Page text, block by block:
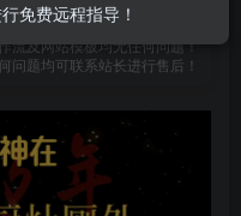
会员，可免费下载全站资源！
流及网站模板均无任何问题！
问题均可联系站长进行售后！
免费远程指导！